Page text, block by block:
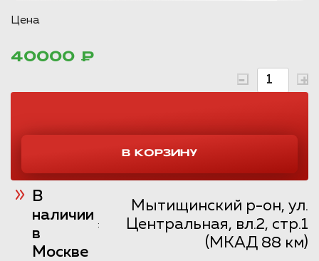
Цена
40000 ₽
В
наличии
в
Москве
:
Мытищинский р-он, ул.
Центральная, вл.2, стр.1
(МКАД 88 км)